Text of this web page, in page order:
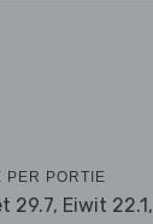
PER PORTIE
29.7, Eiwit 22.1,